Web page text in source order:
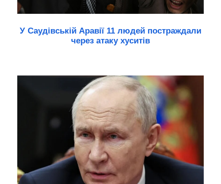
У Саудівській Аравії 11 людей постраждали
через атаку хуситів